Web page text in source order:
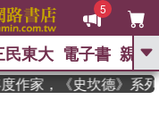
5
GO
民東大 電子書 親子
作家，《史坎德》系